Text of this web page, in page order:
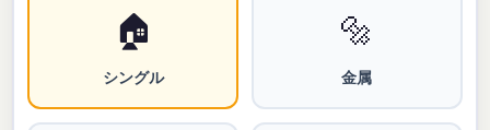
🏠
シングル
🔩
金属